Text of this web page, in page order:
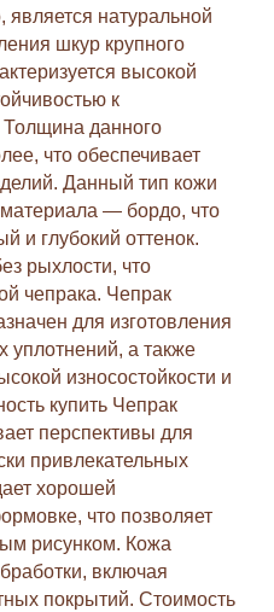
натуральной
шкур крупного
высокой
к
Толщина данного
что обеспечивает
Данный тип кожи
— бордо, что
и глубокий оттенок.
рыхлости, что
чепрака. Чепрак
для изготовления
уплотнений, а также
износостойкости и
купить Чепрак
перспективы для
привлекательных
хорошей
что позволяет
рисунком. Кожа
включая
покрытий. Стоимость